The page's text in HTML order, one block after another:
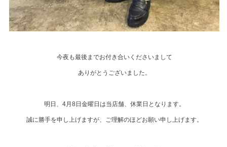
今夜も最後までお付き合いくださいまして
ありがとうございました。
明日、4月8日金曜日は当店舗、休業日となります。
誠に勝手を申し上げますが、ご理解のほどお願い申し上げます。